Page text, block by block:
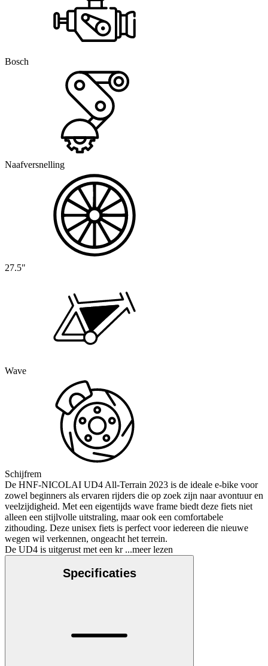
Bosch
Naafversnelling
27.5"
Wave
Schijfrem
De HNF-NICOLAI UD4 All-Terrain 2023 is de ideale e-bike voor
zowel beginners als ervaren rijders die op zoek zijn naar avontuur en
veelzijdigheid. Met een eigentijds wave frame biedt deze fiets niet
alleen een stijlvolle uitstraling, maar ook een comfortabele
zithouding. Deze unisex fiets is perfect voor iedereen die nieuwe
wegen wil verkennen, ongeacht het terrein.
De UD4 is uitgerust met een kr...meer lezen
Specificaties